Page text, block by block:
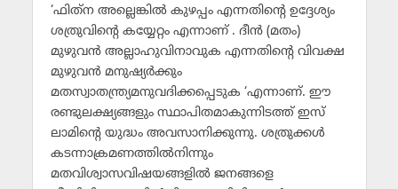
‘ഫിത്‌ന അല്ലെങ്കില്‍ കുഴപ്പം എന്നതിന്റെ ഉദ്ദേശ്യം
ശത്രുവിന്റെ കയ്യേറ്റം എന്നാണ് . ദീന്‍ (മതം)
മുഴുവന്‍ അല്ലാഹുവിനാവുക എന്നതിന്റെ വിവക്ഷ
മുഴുവന്‍ മനുഷ്യര്‍ക്കും
മതസ്വാതന്ത്ര്യമനുവദിക്കപ്പെടുക ‘എന്നാണ്. ഈ
രണ്ടുലക്ഷ്യങ്ങളും സ്ഥാപിതമാകുന്നിടത്ത് ഇസ്
ലാമിന്റെ യുദ്ധം അവസാനിക്കുന്നു. ശത്രുക്കള്‍
കടന്നാക്രമണത്തില്‍നിന്നും
മതവിശ്വാസവിഷയങ്ങളില്‍ ജനങ്ങളെ